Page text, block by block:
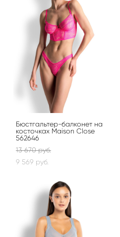
Бюстгальтер-балконет на
косточках Maison Close
562646
13 670 pуб.
9 569 pуб.